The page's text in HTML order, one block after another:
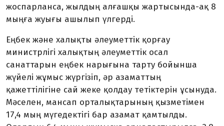
жоспарланса, жылдың алғашқы жартысында-ақ 8
мыңға жуығы ашылып үлгерді.
Еңбек және халықты әлеуметтік қорғау
министрлігі халықтың әлеуметтік осал
санаттарын еңбек нарығына тарту бойынша
жүйелі жұмыс жүргізіп, әр азаматтың
қажеттілігіне сай жеке қолдау тетіктерін ұсынуда.
Мәселен, мансап орталықтарының қызметімен
17,4 мың мүгедектігі бар азамат қамтылды.